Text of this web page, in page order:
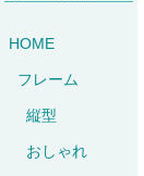
HOME
フレーム
縦型
おしゃれ